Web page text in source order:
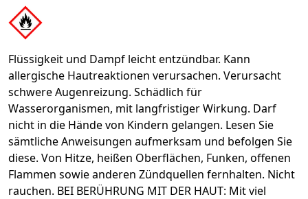
Flüssigkeit und Dampf leicht entzündbar. Kann
allergische Hautreaktionen verursachen. Verursacht
schwere Augenreizung. Schädlich für
Wasserorganismen, mit langfristiger Wirkung. Darf
nicht in die Hände von Kindern gelangen. Lesen Sie
sämtliche Anweisungen aufmerksam und befolgen Sie
diese. Von Hitze, heißen Oberflächen, Funken, offenen
Flammen sowie anderen Zündquellen fernhalten. Nicht
rauchen. BEI BERÜHRUNG MIT DER HAUT: Mit viel